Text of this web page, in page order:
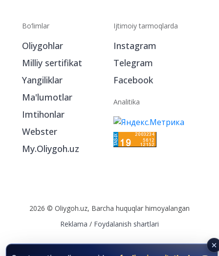
Bo‘limlar
Oliygohlar
Milliy sertifikat
Yangiliklar
Ma'lumotlar
Imtihonlar
Webster
My.Oliygoh.uz
Ijtimoiy tarmoqlarda
Instagram
Telegram
Facebook
Analitika
2026 © Oliygoh.uz, Barcha huquqlar himoyalangan
Reklama / Foydalanish shartlari